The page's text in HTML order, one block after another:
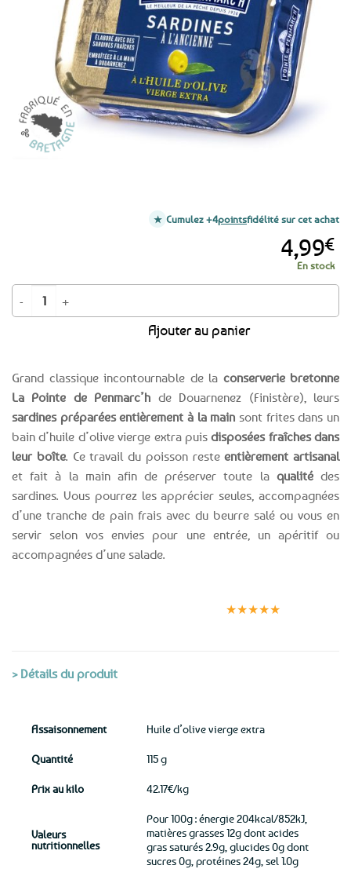
aux
favoris
Grand classique incontournable de la conserverie bretonne
La Pointe de Penmarc’h de Douarnenez (Finistère), leurs
sardines préparées entièrement à la main sont frites dans un
bain d’huile d’olive vierge extra puisdisposées fraîches dans
leur boîte. Ce travail du poisson resteentièrement artisanal
et fait à la main afin de préserver toute la qualitédes
sardines. Vous pourrez les apprécier seules, accompagnées
d’une tranche de pain frais avec du beurre salé ou vous en
servir selon vos envies pour une entrée, un apéritif ou
accompagnées d’une salade.
4,99€
En stock
quantité de Sardines à l’ancienne à l'huile d'olive vierge extra - 115g
Ajouter au panier
Cumulez +4pointsfidélité sur cet achat
★★★★★
> Détails du produit
Assaisonnement Huile d’olive vierge extra
Quantité 115 g
Prix au kilo 42.17€/kg
Valeurs
nutritionnelles
Pour 100g : énergie 204kcal/852kJ,
matières grasses 12g dont acides
gras saturés 2.9g, glucides 0g dont
sucres 0g, protéines 24g, sel 1.0g